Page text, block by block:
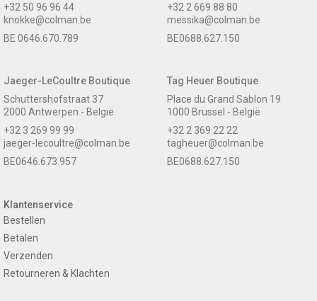
+32 50 96 96 44
knokke@colman.be
BE 0646.670.789
+32 2 669 88 80
messika@colman.be
BE0688.627.150
Jaeger-LeCoultre Boutique
Schuttershofstraat 37
2000 Antwerpen - België
+32 3 269 99 99
jaeger-lecoultre@colman.be
BE0646.673.957
Tag Heuer Boutique
Place du Grand Sablon 19
1000 Brussel - België
+32 2 369 22 22
tagheuer@colman.be
BE0688.627.150
Klantenservice
Bestellen
Betalen
Verzenden
Retourneren & Klachten